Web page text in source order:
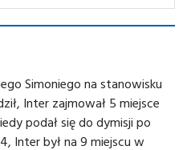
Simoniego na stanowisku
Inter zajmował 5 miejsce
podał się do dymisji po
Inter był na 9 miejscu w